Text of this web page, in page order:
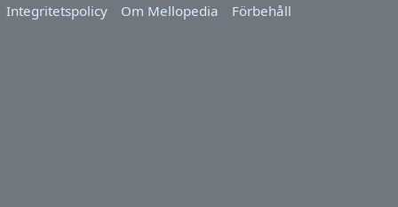
Integritetspolicy
Om Mellopedia Förbehåll